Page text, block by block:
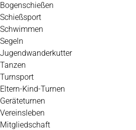
Bogenschießen
Schießsport
Schwimmen
Segeln
Jugendwanderkutter
Tanzen
Turnsport
Eltern-Kind-Turnen
Geräteturnen
Vereinsleben
Mitgliedschaft